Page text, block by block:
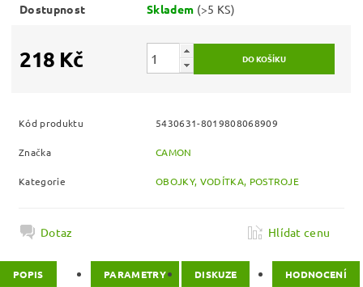
Dostupnost Skladem (>5 KS)
218 Kč
Kód produktu 5430631-8019808068909
Značka CAMON
Kategorie OBOJKY, VODÍTKA, POSTROJE
Dotaz Hlídat cenu
POPIS PARAMETRY DISKUZE HODNOCENÍ